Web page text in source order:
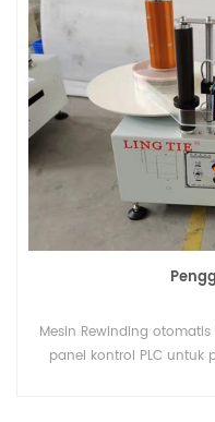
Mesin Rewinding
panel kontrol PLC untuk